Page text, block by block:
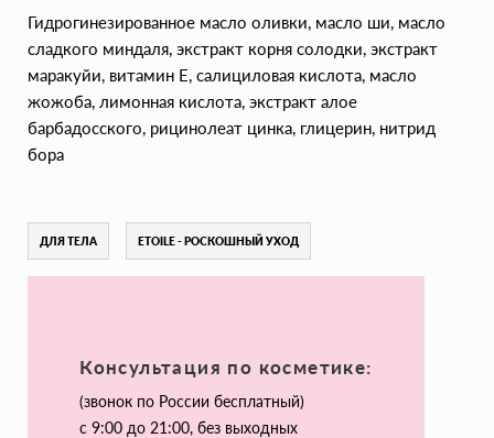
Гидрогинезированное масло оливки, масло ши, масло
сладкого миндаля, экстракт корня солодки, экстракт
маракуйи, витамин Е, салициловая кислота, масло
жожоба, лимонная кислота, экстракт алое
барбадосского, рицинолеат цинка, глицерин, нитрид
бора
ДЛЯ ТЕЛА ETOILE - РОСКОШНЫЙ УХОД
Консультация по косметике:
(звонок по России бесплатный)
с 9:00 до 21:00, без выходных